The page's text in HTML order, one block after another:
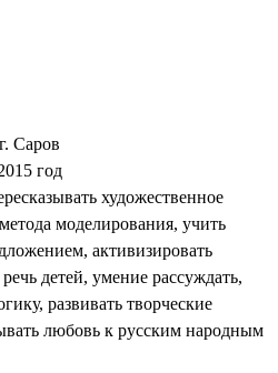
г. Саров
год
художественное
моделирования, учить
активизировать
детей, умение рассуждать,
развивать творческие
любовь к русским народным